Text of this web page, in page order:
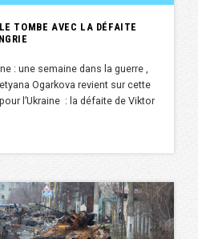
TOMBE AVEC LA DÉFAITE
: une semaine dans la guerre ,
Ogarkova revient sur cette
l’Ukraine : la défaite de Viktor